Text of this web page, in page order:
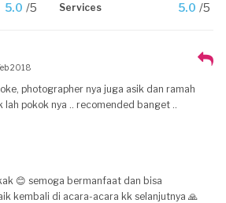
5.0 /5 Services 5.0 /5
2018
photographer nya juga asik dan ramah
lah pokok nya .. recomended banget ..
😊 semoga bermanfaat dan bisa
kembali di acara-acara kk selanjutnya 🙏